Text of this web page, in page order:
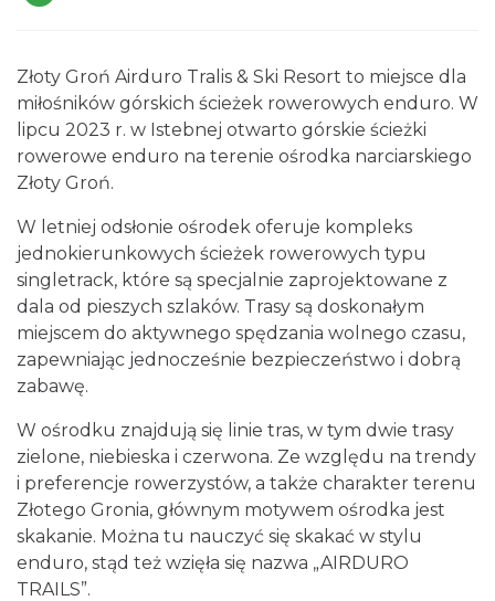
Złoty Groń Airduro Tralis & Ski Resort to miejsce dla
miłośników górskich ścieżek rowerowych enduro. W
lipcu 2023 r. w Istebnej otwarto górskie ścieżki
rowerowe enduro na terenie ośrodka narciarskiego
Złoty Groń.
W letniej odsłonie ośrodek oferuje kompleks
jednokierunkowych ścieżek rowerowych typu
singletrack, które są specjalnie zaprojektowane z
dala od pieszych szlaków. Trasy są doskonałym
miejscem do aktywnego spędzania wolnego czasu,
zapewniając jednocześnie bezpieczeństwo i dobrą
zabawę.
W ośrodku znajdują się linie tras, w tym dwie trasy
zielone, niebieska i czerwona. Ze względu na trendy
i preferencje rowerzystów, a także charakter terenu
Złotego Gronia, głównym motywem ośrodka jest
skakanie. Można tu nauczyć się skakać w stylu
enduro, stąd też wzięła się nazwa „AIRDURO
TRAILS”.